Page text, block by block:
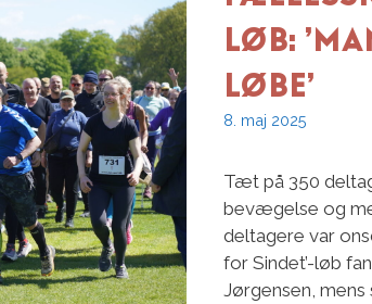
løb:
løbe’
8. maj 2025
Tæt på 350
bevægelse og
deltagere var
for Sindet’-løb
Jørgensen,